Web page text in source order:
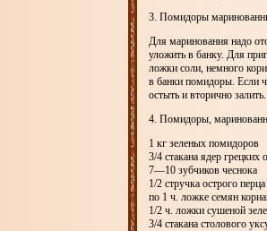
3. Помидоры
Для маринования надо
уложить в банку. Для
ложки соли, немного
в банки помидоры. Если
остыть и вторично залить.
4. Помидоры,
1 кг зеленых помидоров
3/4 стакана ядер грецких
7—10 зубчиков чеснока
1/2 стручка острого перца
по 1 ч. ложке семян
1/2 ч. ложки сушеной
3/4 стакана столового